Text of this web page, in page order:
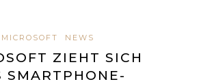
MICROSOFT NEWS
ZIEHT SICH
SMARTPHONE-